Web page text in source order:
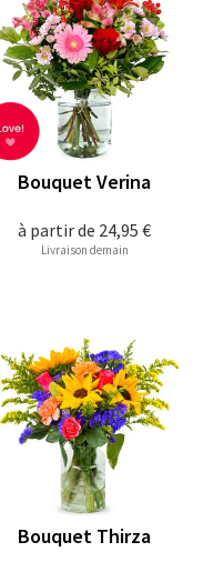
à partir de 24,95 €
Bouquet Verina
Livraison demain
Bouquet Thirza